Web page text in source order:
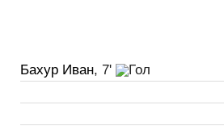
Бахур Иван, 7'